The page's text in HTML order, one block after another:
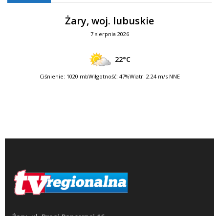
Żary, woj. lubuskie
7 sierpnia 2026
22°C
Ciśnienie: 1020 mbWilgotność: 47%Wiatr: 2.24 m/s NNE